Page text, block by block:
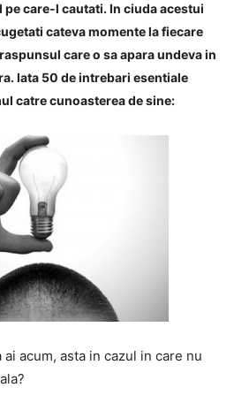
care-l cautati. In ciuda acestui
cateva momente la fiecare
care o sa apara undeva in
Iata 50 de intrebari esentiale
catre cunoasterea de sine:
ai acum, asta in cazul in care nu